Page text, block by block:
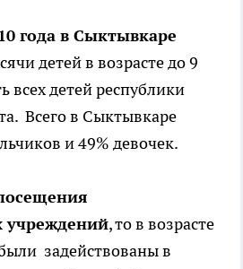
года в Сыктывкаре
детей в возрасте до 9
всех детей республики
Всего в Сыктывкаре
и 49% девочек.
учреждений, то в возрасте
задействованы в